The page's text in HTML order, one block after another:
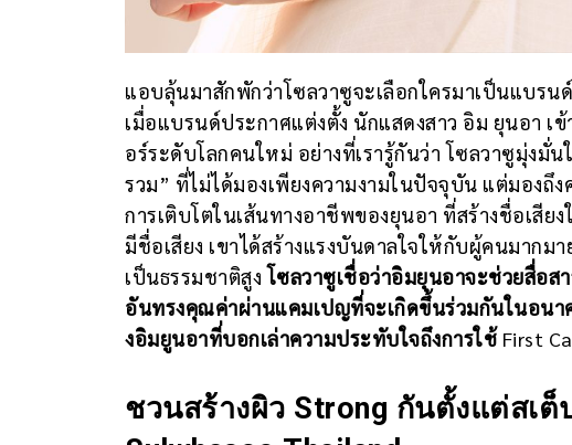
แอบลุ้นมาสักพักว่าโซลวาซูจะเลือกใครมาเป็นแบร
เมื่อแบรนด์ประกาศแต่งตั้ง นักแสดงสาว อิม ยุนอา เ
อร์ระดับโลกคนใหม่ อย่างที่เรารู้กันว่า โซลวาซูมุ่ง
รวม” ที่ไม่ได้มองเพียงความงามในปัจจุบัน แต่มองถึ
การเติบโตในเส้นทางอาชีพของยุนอา ที่สร้างชื่อเสี
มีชื่อเสียง เขาได้สร้างแรงบันดาลใจให้กับผู้คนมากม
เป็นธรรมชาติสูงโซลวาซูเชื่อว่าอิมยุนอาจะช่วยสื่อส
อันทรงคุณค่าผ่านแคมเปญที่จะเกิดขึ้นร่วมกันในอน
งอิมยูนอาที่บอกเล่าความประทับใจถึงการใช้ First
ชวนสร้างผิว Strong กันตั้งแต่สเ